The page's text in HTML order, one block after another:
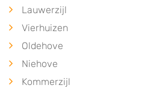
Lauwerzijl
Vierhuizen
Oldehove
Niehove
Kommerzijl